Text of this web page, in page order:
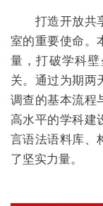
打造开放共享
室的重要使命。
量，打破学科
关。通过为期两
调查的基本流程
高水平的学科建
言语法语料库、
了坚实力量。